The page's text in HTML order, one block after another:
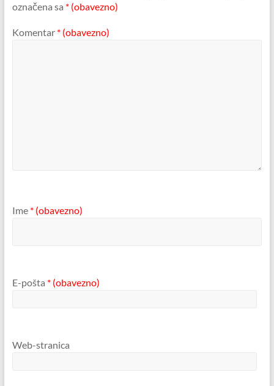
označena sa * (obavezno)
Komentar * (obavezno)
Ime * (obavezno)
E-pošta * (obavezno)
Web-stranica